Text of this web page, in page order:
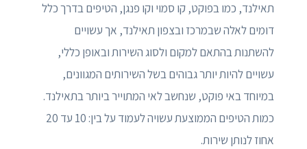
תאילנד, כמו בפוקט, קו סמוי וקו פנגן, הטיפים בדרך כלל
דומים לאלה שבמרכז ובצפון תאילנד, אך עשויים
להשתנות בהתאם למקום ולסוג השירות ובאופן כללי,
עשויים להיות יותר גבוהים בשל השירותים המגוונים,
במיוחד באי פוקט, שנחשב לאי המתוייר ביותר בתאילנד.
כמות הטיפים הממוצעת עשויה לעמוד על בין: 10 עד 20
אחוז לנותן שירות.